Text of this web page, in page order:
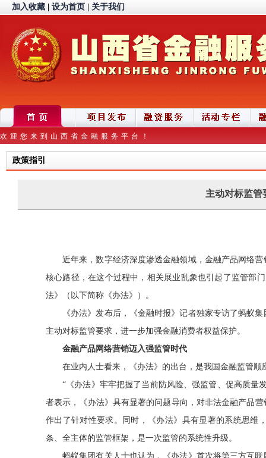
加入收藏 设为首页 关于我们
欢迎您来到山西省金融服务平台！
政策指引
主动对标监管
近年来，数字经济深度渗透金融领域，金融产品网络
核心路径，在这个过程中，相关展业乱象也引起了监管部
法》（以下简称《办法》）。
《办法》发布后，《金融时报》记者独家专访了蚂蚁
主动对标监管要求，进一步加强金融消费者权益保护。
金融产品网络营销迈入强监管时代
在业内人士看来，《办法》的出台，是我国金融监管
“《办法》牢牢把握了当前防风险、强监管、促高质量
者表示，《办法》具有显著的问题导向，对非法金融产品
作出了针对性要求。同时，《办法》具有显著的系统思维
条、全主体的监管框架，是一次监管的系统性升级。
蚂蚁集团有关人士也认为，《办法》首次将第三方互